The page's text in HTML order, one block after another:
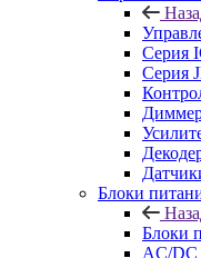
Серия
Серия
Блоки
Блоки
AC/DC